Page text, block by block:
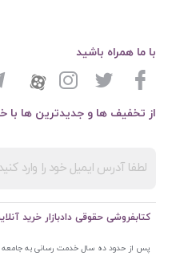
از تخفیف ها و جدیدترین ها با
با ما همراه باشید
کتابفروشی حقوقی دادبازار خرید
پس از حدود ده سال خدمت رسانی به جامعه